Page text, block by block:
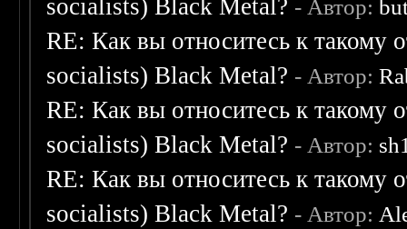
socialists) Black Metal? - Автор:
RE: Как вы относитесь к такому
socialists) Black Metal? - Автор:
RE: Как вы относитесь к такому
socialists) Black Metal? - Автор:
RE: Как вы относитесь к такому
socialists) Black Metal? - Автор: